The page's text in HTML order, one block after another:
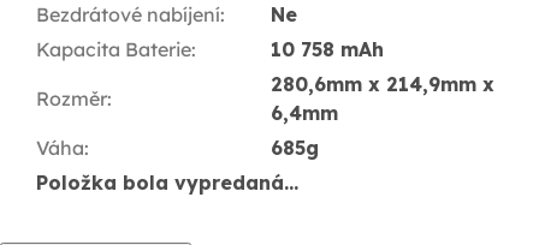
Bezdrátové nabíjení:
Ne
Kapacita Baterie: 10 758 mAh
Rozměr:
280,6mm x 214,9mm x
6,4mm
Váha:
685g
Položka bola vypredaná…